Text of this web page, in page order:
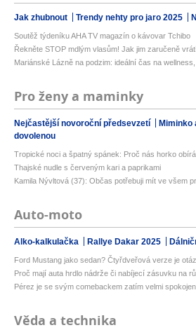
Jak zhubnout Trendy nehty pro jaro 2025
Soutěž týdeníku AHA TV magazín o kávovar Tchibo
Řekněte STOP mdlým vlasům! Jak jim zaručeně
Mariánské Lázně na podzim: ideální čas na
Pro ženy a maminky
Nejčastější novoroční předsevzetí Miminko
dovolenou
Tropické noci a špatný spánek: Proč nás horko obírá
Thajské nudle s červeným kari a paprikami
Kamila Nývltová (37): Občas potřebuji mít ve všem
Auto-moto
Alko-kalkulačka Rallye Dakar 2025
Ford Mustang jako sedan? Čtyřdveřová verze je
Proč mají auta hrdlo nádrže či nabíjecí zásuvku na
Pérez je se svým comebackem zatím velmi
Věda a technika